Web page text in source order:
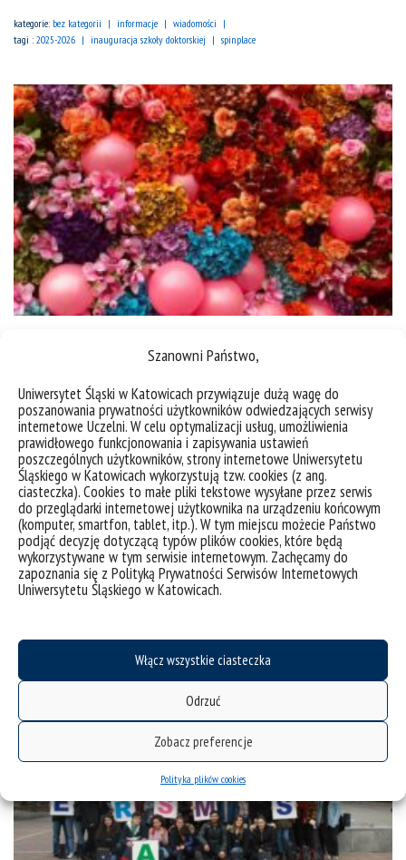
Szanowni Państwo,
Uniwersytet Śląski w Katowicach przywiązuje dużą wagę do
poszanowania prywatności użytkowników odwiedzających serwisy
internetowe Uczelni. W celu optymalizacji usług, umożliwienia
prawidłowego funkcjonowania i zapisywania ustawień
poszczególnych użytkowników, strony internetowe Uniwersytetu
Śląskiego w Katowicach wykorzystują tzw. cookies (z ang.
ciasteczka). Cookies to małe pliki tekstowe wysyłane przez serwis
do przeglądarki internetowej użytkownika na urządzeniu końcowym
(komputer, smartfon, tablet, itp.). W tym miejscu możecie Państwo
podjąć decyzję dotyczącą typów plików cookies, które będą
wykorzystywane w tym serwisie internetowym. Zachęcamy do
zapoznania się z Polityką Prywatności Serwisów Internetowych
Uniwersytetu Śląskiego w Katowicach.
Włącz wszystkie ciasteczka
Odrzuć
Zobacz preferencje
Polityka plików cookies
kategorie: bez kategorii informacje
wiadomości
tagi : 2025-2026 inauguracja szkoły doktorskiej spinplace
Rejestracja na zajęcia w systemie USOS na
nadchodzący semestr/rok odbywać się będzie
według następującego planu: Rejestracja na zajęcia
podstawowe w programie kształcenia: 30 września
(wtorek) godz. 21:00 – 3 października (piątek) godz.
23:59. Rejestracja obejmuje następujące zajęcia:
Metodyka badań naukowych (dla I roku) Dydaktyka
szkoły wyższej (dla I roku) Lektorat języka
angielskiego (dla I roku)...
kategorie:bez kategorii informacje
wiadomości